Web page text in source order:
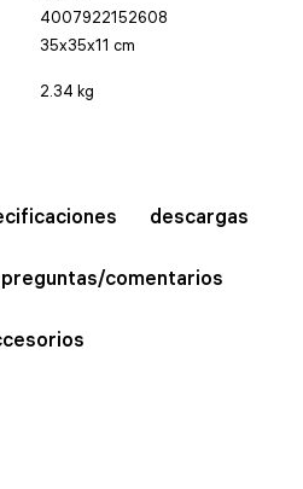
4007922152608
35x35x11 cm
2.34 kg
descargas
preguntas/comentarios